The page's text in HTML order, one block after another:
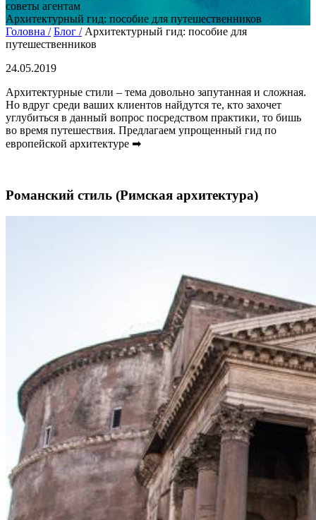
Тоді підписуйтеся та дивуйтеся,
наскільки легко працювати
Ваше ім'я
Так, будь ласка, повідомляйте мене про новини, події та
пропозиції*
Підписуючись на розсилку, ви погоджуєтесь з
Правилами
користування и Політикою конфіденційності
використання файлів cookie і передачу своїх персональних
даних
советы агентам
Архитектурный гид: пособие для путешественников
Головна / Блог / Архитектурный гид: пособие для
путешественников
24.05.2019
Архитектурные стили – тема довольно запутанная и сложная.
Но вдруг среди ваших клиентов найдутся те, кто захочет
углубиться в данный вопрос посредством практики, то бишь
во время путешествия. Предлагаем упрощенный гид по
европейской архитектуре ➡
Романский стиль (Римская архитектура)